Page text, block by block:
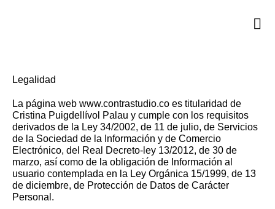
Legalidad
La página web www.contrastudio.co es titularidad de
Cristina Puigdellívol Palau y cumple con los requisitos
derivados de la Ley 34/2002, de 11 de julio, de Servicios
de la Sociedad de la Información y de Comercio
Electrónico, del Real Decreto-ley 13/2012, de 30 de
marzo, así como de la obligación de Información al
usuario contemplada en la Ley Orgánica 15/1999, de 13
de diciembre, de Protección de Datos de Carácter
Personal.